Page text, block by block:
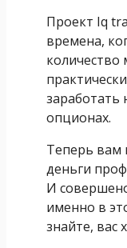
Проект Iq
времена,
заработать
опционах.
Теперь вам
деньги
И
именно в
знайте, вас